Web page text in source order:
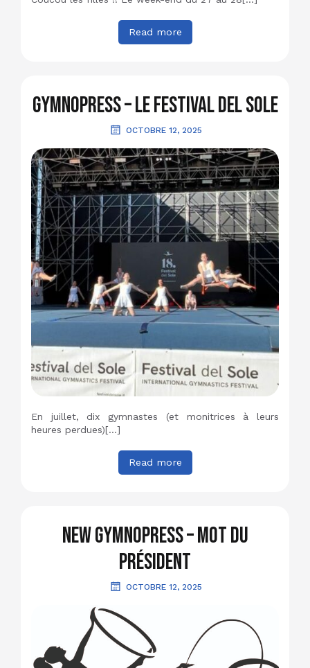
Read more
GymnoPress – Le festival Del Sole
OCTOBRE 12, 2025
En juillet, dix gymnastes (et monitrices à leurs
heures perdues)[…]
Read more
New GymnoPress – Mot du
Président
OCTOBRE 12, 2025